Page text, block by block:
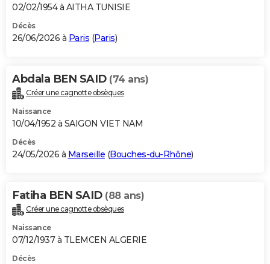
S'inscrire
Se connecter
Lycées
Collèges
Primaires
Universités
Entreprises
Service militaire
Avis de recherche
AVIS DE DÉCÈS
Bricolage
Lifestyle
Culture
Sport
Auto
Television
Voyage
Cinema
02/02/1954 à AITHA TUNISIE
Décès
26/06/2026 à Paris (Paris)
Abdala BEN SAID (74 ans)
Créer une cagnotte obsèques
Naissance
10/04/1952 à SAIGON VIET NAM
Décès
24/05/2026 à Marseille (Bouches-du-Rhône)
Fatiha BEN SAID (88 ans)
Créer une cagnotte obsèques
Naissance
07/12/1937 à TLEMCEN ALGERIE
Décès